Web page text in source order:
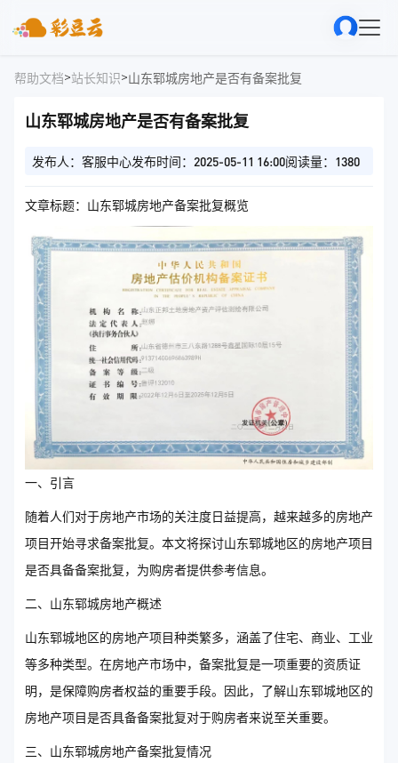
帮助文档>站长知识>山东郓城房地产是否有备案批复
山东郓城房地产是否有备案批复
发布人：客服中心发布时间：2025-05-11 16:00阅读量：1380
文章标题：山东郓城房地产备案批复概览
一、引言
随着人们对于房地产市场的关注度日益提高，越来越多的房地产
项目开始寻求备案批复。本文将探讨山东郓城地区的房地产项目
是否具备备案批复，为购房者提供参考信息。
二、山东郓城房地产概述
山东郓城地区的房地产项目种类繁多，涵盖了住宅、商业、工业
等多种类型。在房地产市场中，备案批复是一项重要的资质证
明，是保障购房者权益的重要手段。因此，了解山东郓城地区的
房地产项目是否具备备案批复对于购房者来说至关重要。
三、山东郓城房地产备案批复情况